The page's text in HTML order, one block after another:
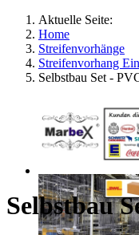
Aktuelle Seite:
Home
Streifenvorhänge
Streifenvorhang
Selbstbau Set -
Selbstbau